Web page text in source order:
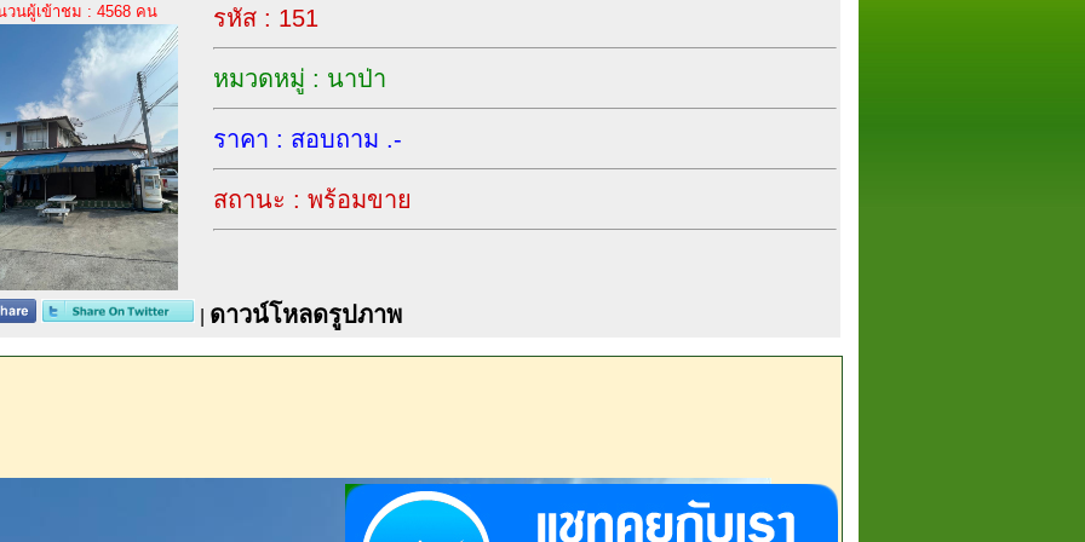
วนผู้เข้าชม : 4568 คน รหัส : 151
หมวดหมู่ : นาป่า
ราคา : สอบถาม .-
สถานะ : พร้อมขาย
ดาวน์โหลดรูปภาพ